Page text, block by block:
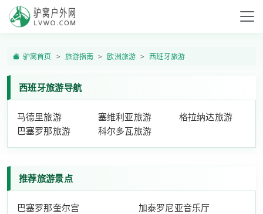
驴窝首页 旅游指南 欧洲旅游 西班牙旅游
西班牙旅游导航
马德里旅游 塞维利亚旅游
格拉纳达旅游
巴塞罗那旅游
科尔多瓦旅游
推荐旅游景点
巴塞罗那奎尔宫
加泰罗尼亚音乐厅